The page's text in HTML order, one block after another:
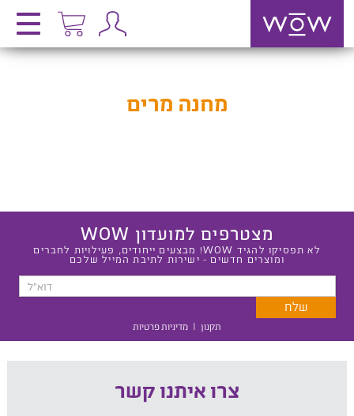
מחנה מרים
מצטרפים למועדון WOW
לא תפסיקו להגיד WOW! מבצעים ייחודים, פעילויות לחברים
ומוצרים חדשים - ישירות לתיבת המייל שלכם
תקנון | מדיניות פרטיות
צרו איתנו קשר